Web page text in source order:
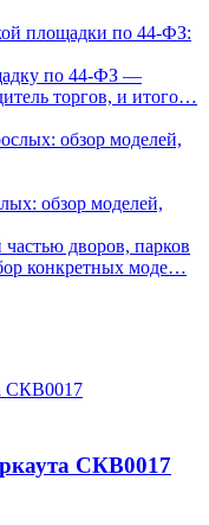
площадки по 44-ФЗ:
по 44-ФЗ —
торгов, и итого…
обзор моделей,
дворов, парков
конкретных моде…
СКВ0017